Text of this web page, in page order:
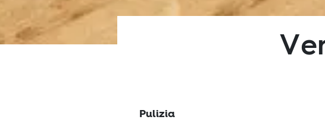
Pulizia